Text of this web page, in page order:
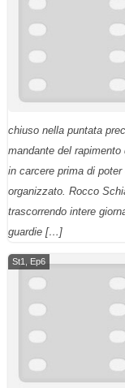
chiuso nella puntata
mandante del
in carcere prima di
organizzato. Rocco
trascorrendo intere
guardie […]
St1, Ep6